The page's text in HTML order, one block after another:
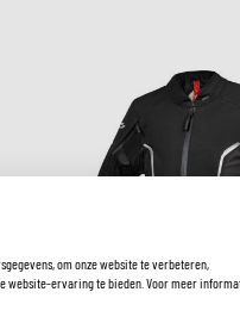
om onze website te verbeteren,
website-ervaring te bieden. Voor meer